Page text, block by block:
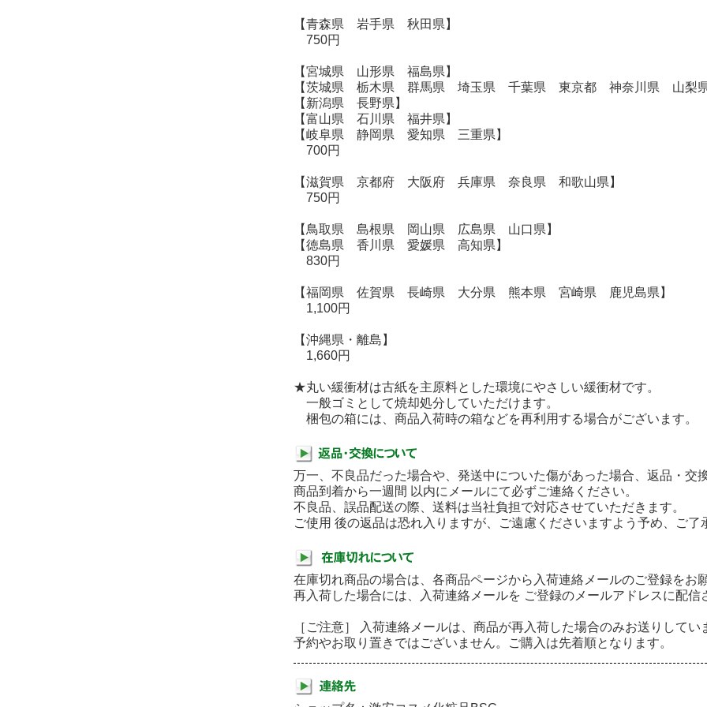
【青森県 岩手県 秋田県】
750円
【宮城県 山形県 福島県】
【茨城県 栃木県 群馬県 埼玉県 千葉県 東京都 神奈川県 山梨
【新潟県 長野県】
【富山県 石川県 福井県】
【岐阜県 静岡県 愛知県 三重県】
700円
【滋賀県 京都府 大阪府 兵庫県 奈良県 和歌山県】
750円
【鳥取県 島根県 岡山県 広島県 山口県】
【徳島県 香川県 愛媛県 高知県】
830円
【福岡県 佐賀県 長崎県 大分県 熊本県 宮崎県 鹿児島県】
1,100円
【沖縄県・離島】
1,660円
★丸い緩衝材は古紙を主原料とした環境にやさしい緩衝材です。
一般ゴミとして焼却処分していただけます。
梱包の箱には、商品入荷時の箱などを再利用する場合がございます。
万一、不良品だった場合や、発送中についた傷があった場合、返品・交
商品到着から一週間 以内にメールにて必ずご連絡ください。
不良品、誤品配送の際、送料は当社負担で対応させていただきます。
ご使用 後の返品は恐れ入りますが、ご遠慮くださいますよう予め、ご了
在庫切れ商品の場合は、各商品ページから入荷連絡メールのご登録をお
再入荷した場合には、入荷連絡メールを ご登録のメールアドレスに配信
［ご注意］ 入荷連絡メールは、商品が再入荷した場合のみお送りしてい
予約やお取り置きではございません。ご購入は先着順となります。